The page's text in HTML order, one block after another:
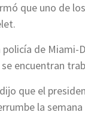
que uno de
policía de
encuentran
que el
la